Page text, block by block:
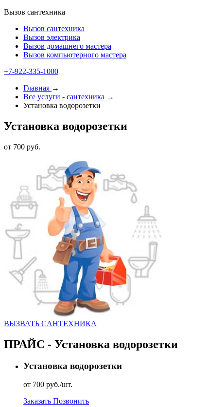
Вызов сантехника
Вызов сантехника
Вызов электрика
Вызов домашнего мастера
Вызов компьютерного мастера
+7-922-335-1000
Главная →
Все услуги - cантехника →
Установка водорозетки
Установка водорозетки
от 700 руб.
ВЫЗВАТЬ CАНТЕХНИКА
ПРАЙС - Установка водорозетки
Установка водорозетки
от 700 руб./шт.
Заказать Позвонить